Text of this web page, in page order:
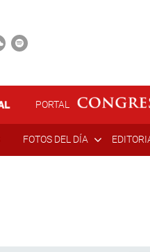
PORTAL
FOTOS DEL DÍA